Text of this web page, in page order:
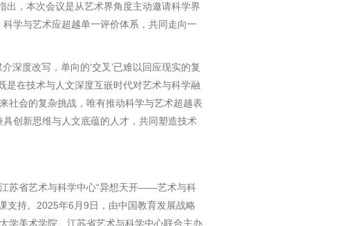
，本次会议是从艺术界角度主动邀请科学界
学与艺术应超越单一评价体系，共同走向一
度改写，单向的‘交叉’已难以回应现实的复
是在技术与人文深度互嵌时代对艺术与科学融
社会的复杂挑战，唯有推动科学与艺术超越表
具创新思维与人文底蕴的人才，共同塑造技术
苏省艺术与科学中心“异想天开——艺术与科
支持。2025年6月9日，由中国教育发展战略
学美术学院、江苏省艺术与科学中心联合主办